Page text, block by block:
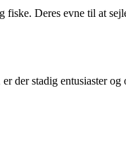
Deres evne til at
der stadig entusiaster